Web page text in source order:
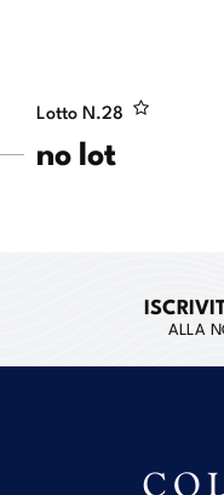
Lotto N.28
no lot
ALLA